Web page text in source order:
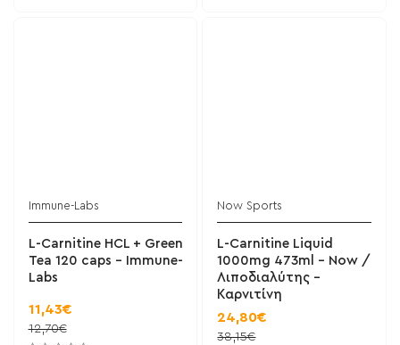
Immune-Labs
L-Carnitine HCL + Green
Tea 120 caps - Immune-
Labs
11,43€
12,70€
Now Sports
L-Carnitine Liquid
1000mg 473ml - Now /
Λιποδιαλύτης -
Καρνιτίνη
24,80€
38,15€